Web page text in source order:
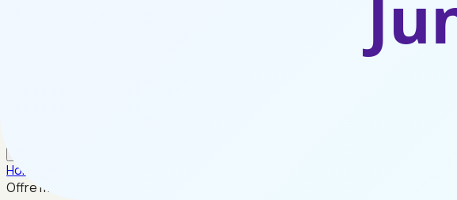
Home
Offre momentanément indisponible